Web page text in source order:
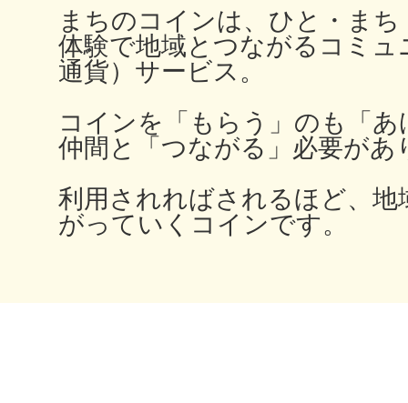
まちのコインは、ひと・ま
体験で地域とつながるコミュ
通貨）サービス。
コインを「もらう」のも「
仲間と「つながる」必要があ
利用されればされるほど、地
がっていくコインです。
厚木
八尾